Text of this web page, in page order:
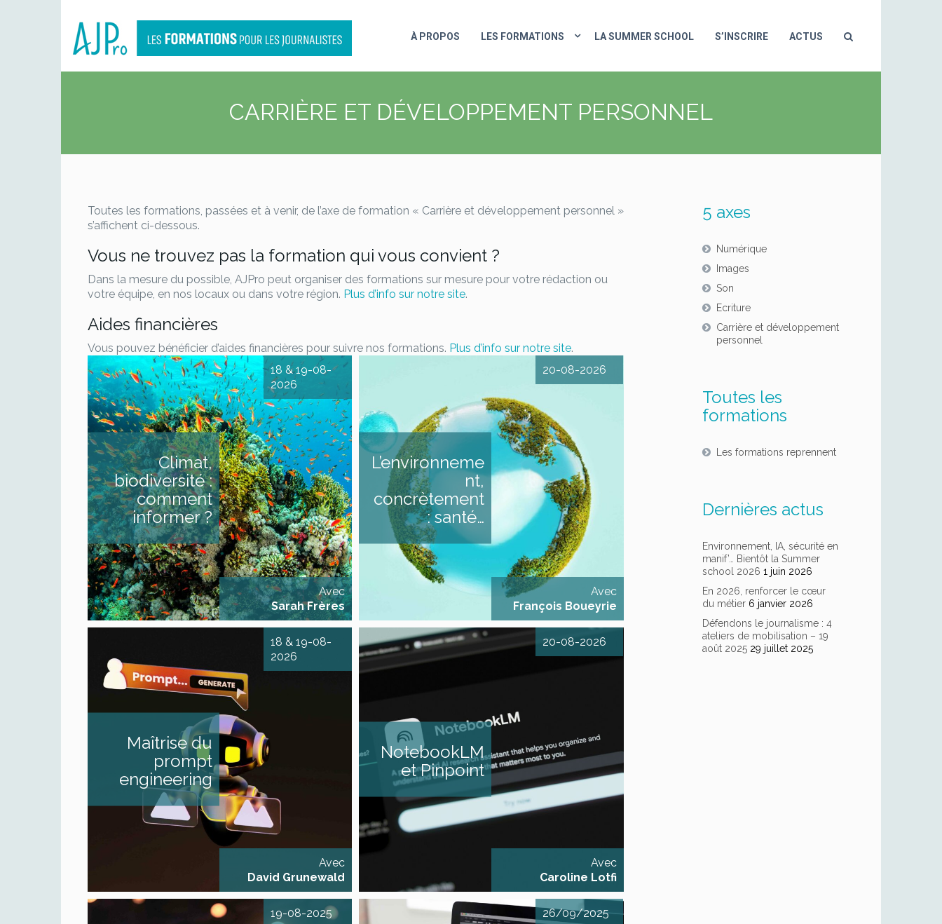
À PROPOS LES FORMATIONS LA SUMMER SCHOOL S’INSCRIRE ACTUS
CARRIÈRE ET DÉVELOPPEMENT PERSONNEL
Toutes les formations, passées et à venir, de l’axe de formation « Carrière et développement personnel »
s’affichent ci-dessous.
Vous ne trouvez pas la formation qui vous convient ?
Dans la mesure du possible, AJPro peut organiser des formations sur mesure pour votre rédaction ou
votre équipe, en nos locaux ou dans votre région. Plus d’info sur notre site.
Aides financières
Vous pouvez bénéficier d’aides financières pour suivre nos formations. Plus d’info sur notre site.
18 & 19-08-
2026
Climat,
biodiversité :
comment
informer ?
Avec
Sarah Frères
Parler du climat dans les
médias Climat, pollution,
biodiversité : introduction aux
enjeux environnementaux
DESCRIPTIF Considérés
comme anxiogènes,
techniques ou militants, les
enjeux environnementaux
sont parfois relégués au
second plan. Leur couverture
médiatique divise au sein
même des rédactions. Or, la
crise environnementale est
systémique et touche à tous
les domaines d’une
organisation d’information
générale [...]
20-08-2026
L’environneme
nt,
concrètement
: santé…
Avec
François Boueyrie
L’environnement,
concrètement Santé,
économie… L’environnement à
travers trois enjeux proches du
quotidien DESCRIPTIF Cette
formation vous propose
d’aborder les enjeux
environnementaux à travers
des angles très concrets et
proches de notre quotidien,
grâce à l’éclairage d’expert.es
qui proposeront chacun.e une
synthèse sur leur thématique
: Environnement & Santé
(impacts des dérèglements,
pollution…) avec Céline
Bertrand, [...]
18 & 19-08-
2026
Maîtrise du
prompt
engineering
Avec
David Grunewald
Maîtrise du prompt
engineering et des outils IA
L'IA pour optimiser le travail
des journalistes au quotidien
DESCRIPTIF Vous souhaitez
organiser l’usage de l’IA pour
enrichir votre travail au
quotidien et votre processus
d’écriture ? Nous vous
proposons cette formation
articulée autour de deux
modules : Module 1
Acculturation et appropriation
des outils de l’IA [...]
20-08-2026
NotebookLM
et Pinpoint
Avec
Caroline Lotfi
NotebookLM et Pinpoint
DESCRIPTIF L'IA ne fera jamais
votre métier. Mais elle peut
vous éviter de passer des
heures à lire en diagonale, trier
des PDF, transcrire des
interviews manuellement, etc.
Contrairement à d’autres
outils, NotebookLM et
Pinpoint ne travaillent que sur
les documents que vous leur
[...]
19-08-2025 26/09/2025
5 axes
Numérique
Images
Son
Ecriture
Carrière et développement
personnel
Toutes les
formations
Les formations reprennent
Dernières actus
Environnement, IA, sécurité en
manif’… Bientôt la Summer
school 2026 1 juin 2026
En 2026, renforcer le cœur
du métier 6 janvier 2026
Défendons le journalisme : 4
ateliers de mobilisation – 19
août 2025 29 juillet 2025